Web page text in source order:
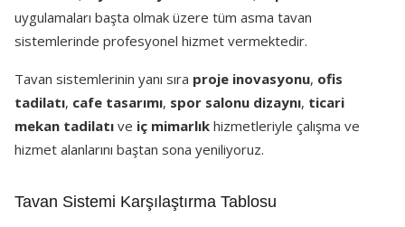
uygulamaları başta olmak üzere tüm asma tavan
sistemlerinde profesyonel hizmet vermektedir.
Tavan sistemlerinin yanı sıra proje inovasyonu, ofis
tadilatı, cafe tasarımı, spor salonu dizaynı, ticari
mekan tadilatı ve iç mimarlık hizmetleriyle çalışma ve
hizmet alanlarını baştan sona yeniliyoruz.
Tavan Sistemi Karşılaştırma Tablosu